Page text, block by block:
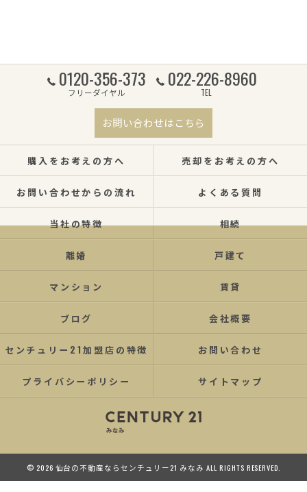
0120-356-373
フリーダイヤル
022-226-8960
TEL
お問い合わせはこちら
購入をお考えの方へ 売却をお考えの方へ
お問い合わせからの流れ よくある質問
当社の特徴 相続
離婚 戸建て
マンション 賃貸
ブログ 会社概要
センチュリー21加盟店の特徴 お問い合わせ
プライバシーポリシー サイトマップ
© 2026 仙台の不動産ならセンチュリー21 みなみ ALL RIGHTS RESERVED.